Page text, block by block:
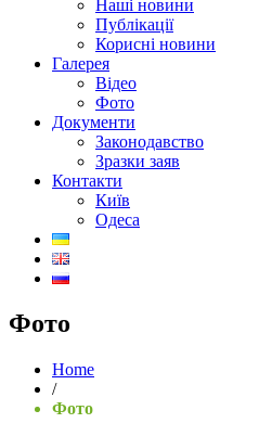
Наші новини
Публікації
Корисні новини
Галерея
Відео
Фото
Документи
Законодавство
Зразки заяв
Контакти
Київ
Одеса
Фото
Home
/
Фото